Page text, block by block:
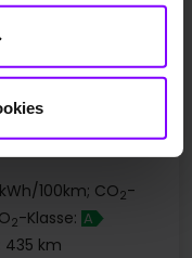
412,- EUR
100km; CO2-
2-Klasse: A
435 km